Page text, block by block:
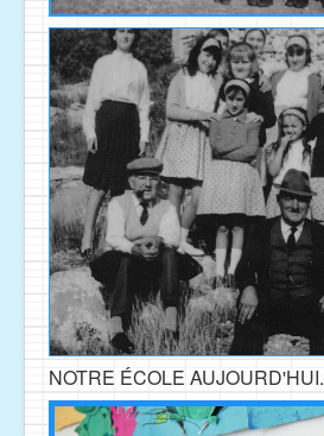
NOTRE ÉCOLE AUJOURD'HUI.